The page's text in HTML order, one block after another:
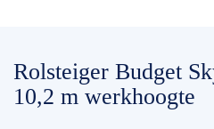
Rolsteiger Budget
10,2 m werkhoogte